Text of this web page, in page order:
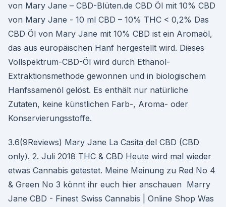
von Mary Jane – CBD-Blüten.de CBD Öl mit 10% CBD
von Mary Jane - 10 ml CBD – 10% THC < 0,2% Das
CBD Öl von Mary Jane mit 10% CBD ist ein Aromaöl,
das aus europäischen Hanf hergestellt wird. Dieses
Vollspektrum-CBD-Öl wird durch Ethanol-
Extraktionsmethode gewonnen und in biologischem
Hanfssamenöl gelöst. Es enthält nur natürliche
Zutaten, keine künstlichen Farb-, Aroma- oder
Konservierungsstoffe.
3.6(9Reviews) Mary Jane La Casita del CBD (CBD
only). 2. Juli 2018 THC & CBD Heute wird mal wieder
etwas Cannabis getestet. Meine Meinung zu Red No 4
& Green No 3 könnt ihr euch hier anschauen Marry
Jane CBD - Finest Swiss Cannabis | Online Shop Was